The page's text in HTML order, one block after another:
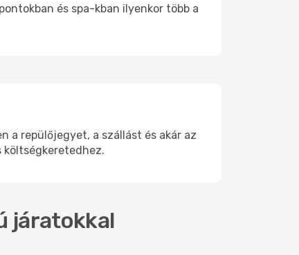
és spa-kban ilyenkor több a
a repülőjegyet, a szállást és akár az
költségkeretedhez.
járatokkal